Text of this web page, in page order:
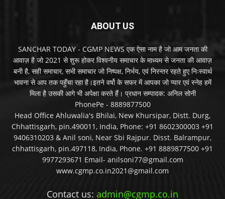
ABOUT US
SANCHAR TODAY - CGMP NEWS एक ऐसा नाम है जो आम जनता की
आवाज़ है जो 2021 से शुरू होकर विश्वनीय समाचार के माध्यम से जनता की आवाज़
बनी है, सही समाचार, सभी समाचार जो निष्पक्ष, निर्भय, एवं निरन्तर रहते हुए निःस्वार्थ
भावना से आप तक पहुँचा रहा है।इतने वर्षो के सफर में आपका जो प्यार एवं स्नेह हमें
मिला है उसकी आगे भी अपेक्षा करते हैं। प्रधान सम्पादक: अनिल सोनी
PhonePe - 8889877500
Head Office Ahluwalia's Bhilai, New Khursipar, Distt. Durg,
Chhattisgarh, pin.490011, India, Phone: +91 8602300003 +91
9406310203 & Anil soni, Near Sbi Rajpur. Disst. Balrampur,
chhattisgarh, pin.497118, India, Phone. +91 8889877500 +91
9977293671 Email- anilsoni77@gmail.com
www.cgmp.co.in2021@gmail.com
Contact us: admin@cgmp.co.in